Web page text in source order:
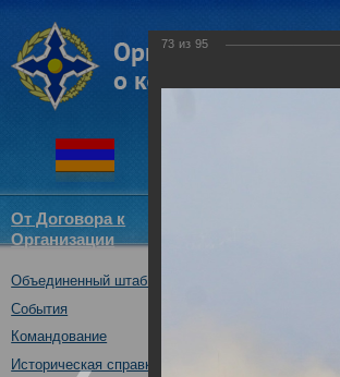
От Договора к
Организации
Объединенный штаб ОДКБ
События
Командование
Историческая справка
73 из 95